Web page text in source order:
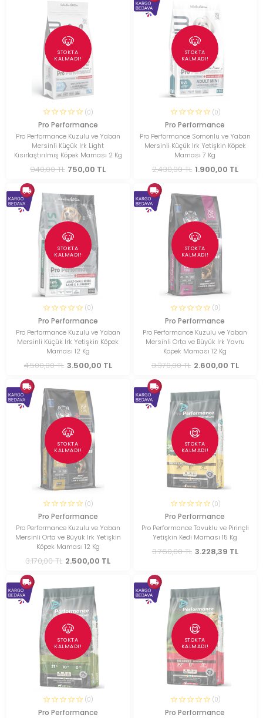
STOKTA
KALMADI!
(0)
Pro Performance
Pro Performance Kuzulu ve Yaban
Mersinli Küçük Irk Light
Kısırlaştırılmış Köpek Maması 2 Kg
940,00 TL 750,00 TL
STOKTA
KALMADI!
(0)
Pro Performance
Pro Performance Somonlu ve Yaban
Mersinli Küçük Irk Yetişkin Köpek
Maması 7 Kg
2.430,00 TL 1.900,00 TL
STOKTA
KALMADI!
(0)
Pro Performance
Pro Performance Kuzulu ve Yaban
Mersinli Küçük Irk Yetişkin Köpek
Maması 12 Kg
4.500,00 TL 3.500,00 TL
STOKTA
KALMADI!
(0)
Pro Performance
Pro Performance Kuzulu ve Yaban
Mersinli Orta ve Büyük Irk Yavru
Köpek Maması 12 Kg
3.370,00 TL 2.600,00 TL
STOKTA
KALMADI!
(0)
Pro Performance
Pro Performance Kuzulu ve Yaban
Mersinli Orta ve Büyük Irk Yetişkin
Köpek Maması 12 Kg
3.170,00 TL 2.500,00 TL
STOKTA
KALMADI!
(0)
Pro Performance
Pro Performance Tavuklu ve Pirinçli
Yetişkin Kedi Maması 15 Kg
3.760,00 TL 3.228,39 TL
STOKTA
KALMADI!
(0)
Pro Performance
STOKTA
KALMADI!
(0)
Pro Performance